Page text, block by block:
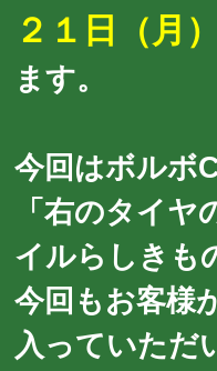
２１日（月
ます。
今回はボルボ
「右のタイ
イルらしきも
今回もお客様
入っていただ